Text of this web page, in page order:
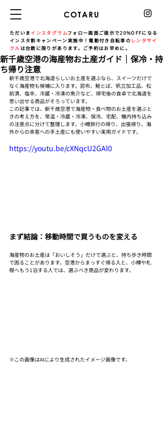
ただいま インスタグラムフォロー画面ご提示で20%OFFになる
インスタ割キャンペーン実施中！電動付き自転車の レンタサイ
クル は台数に限りがあります。ご予約はお早めに。
新千歳空港の海産物お土産ガイド｜保冷・持
ち帰り注意
新千歳空港で北海道らしいお土産を選ぶなら、スイーツだけで
なく海産物も候補に入ります。昆布、鮭とば、帆立加工品、松
前漬、塩辛、冷蔵・冷凍の魚介など、帰宅後の食卓で北海道を
思い出せる商品がそろっています。
この記事では、新千歳空港で海産物・食べ物のお土産を選ぶと
きの考え方を、常温・冷蔵・冷凍、保冷、宅配、機内持ち込み
の注意点に分けて整理します。小樽旅行の帰り、出張帰り、海
外からの来客への手土産にも使いやすい実用ガイドです。
https://youtu.be/cXNqcU2GAl0
まず結論：移動時間で買うものを変える
海産物のお土産は「おいしそう」だけで選ぶと、持ち歩き時間
で困ることがあります。空港からまっすぐ帰る人と、小樽や札
幌へもう1泊する人では、選ぶべき商品が変わります。
※この画像はAIにより生成されたイメージ画像です。